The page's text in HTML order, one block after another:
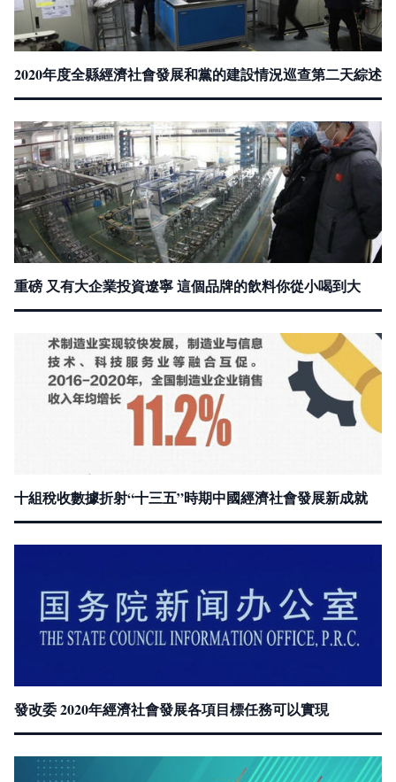
2020年度全縣經濟社會發展和黨的建設情況巡查第二天綜述
重磅 又有大企業投資遼寧 這個品牌的飲料你從小喝到大
十組稅收數據折射“十三五”時期中國經濟社會發展新成就
發改委 2020年經濟社會發展各項目標任務可以實現